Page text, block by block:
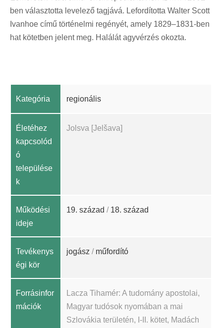
ben választotta levelező tagjává. Lefordította Walter Scott
Ivanhoe című történelmi regényét, amely 1829–1831-ben
hat kötetben jelent meg. Halálát agyvérzés okozta.
Kategória regionális
Életéhez
kapcsolód
ó
települése
k
Jolsva [Jelšava]
Működési
ideje
19. század / 18. század
Tevékenys
égi kör
jogász / műfordító
Forrásinfor
mációk
Lacza Tihamér: A tudomány apostolai,
Magyar tudósok nyomában a mai
Szlovákia területén, I-II. kötet, Madách